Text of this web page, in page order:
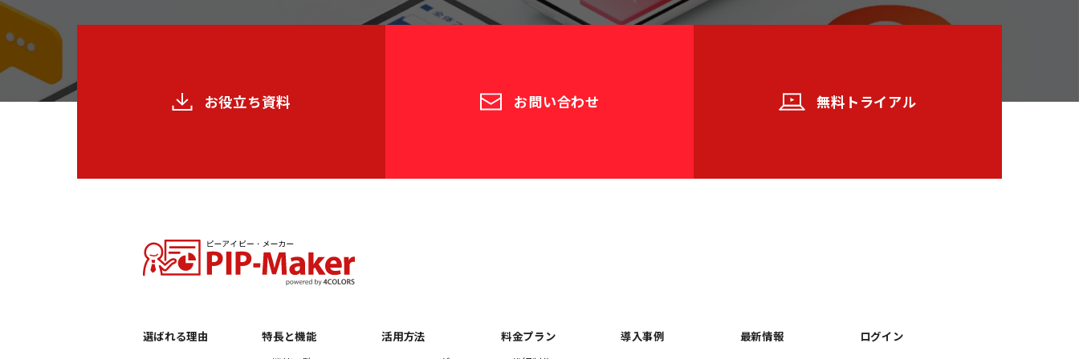
お役立ち資料 お問い合わせ 無料トライアル
選ばれる理由
特長と機能
活用方法
料金プラン
導入事例
最新情報
ログイン